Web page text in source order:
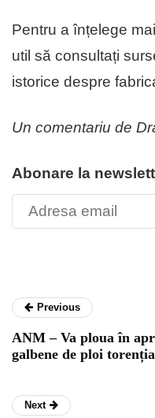
Pentru a înțelege
util să consultați
istorice despre
Un comentariu de
Abonare la
Previous
ANM – Va ploua în
galbene de ploi
Next